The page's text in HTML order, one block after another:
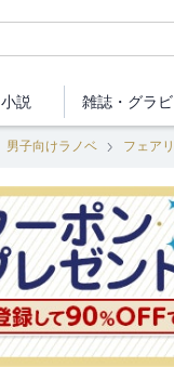
小説 雑誌・ グラ
男子向けラノベ フェア